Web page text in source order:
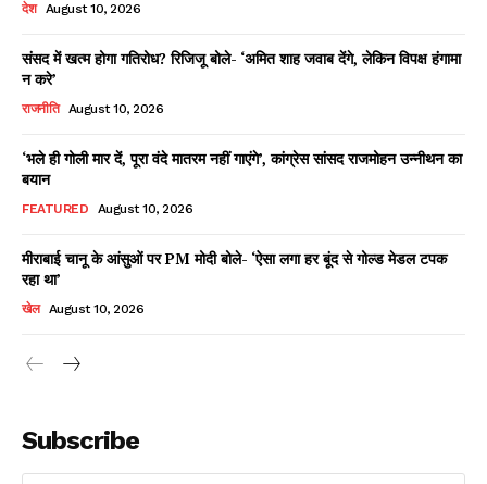
Facebook
X WhatsApp
Share
Read Latest News on AIN
देश August 10, 2026
संसद में खत्म होगा गतिरोध? रिजिजू बोले- ‘अमित शाह जवाब देंगे, लेकिन विपक्ष हंगामा
न करे’
राजनीति August 10, 2026
‘भले ही गोली मार दें, पूरा वंदे मातरम नहीं गाएंगे’, कांग्रेस सांसद राजमोहन उन्नीथन का
बयान
FEATURED August 10, 2026
मीराबाई चानू के आंसुओं पर PM मोदी बोले- ‘ऐसा लगा हर बूंद से गोल्ड मेडल टपक
रहा था’
खेल August 10, 2026
Subscribe